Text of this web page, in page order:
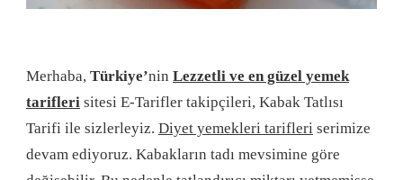
Merhaba, Türkiye’nin Lezzetli ve en güzel yemek
tarifleri sitesi E-Tarifler takipçileri, Kabak Tatlısı
Tarifi ile sizlerleyiz. Diyet yemekleri tarifleri serimize
devam ediyoruz. Kabakların tadı mevsimine göre